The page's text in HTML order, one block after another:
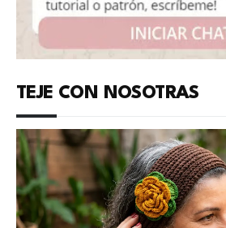
TEJE CON NOSOTRAS